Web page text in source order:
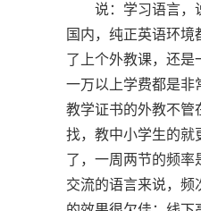
说：学习语言，
国内，纯正英语环境
了上个外教课，还是
一万以上学费都是非
教学证书的外教不管
找，教中小学生的就
了，一周两节的频率
交流的语言来说，频